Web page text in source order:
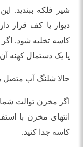
شیر فلکه ببندید.
دیوار یا کف قرار
کاسه تخلیه شود. اگر
یا یک دستمال کهنه
حالا شلنگ آب متصل
اگر مخزن توالت
انتهای مخزن با
کاسه جدا کنید.